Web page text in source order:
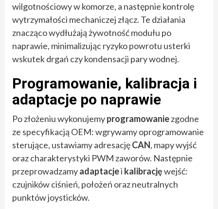
wilgotnościowy w komorze, a następnie kontrolę
wytrzymałości mechaniczej złącz. Te działania
znacząco wydłużają żywotność modułu po
naprawie, minimalizując ryzyko powrotu usterki
wskutek drgań czy kondensacji pary wodnej.
Programowanie, kalibracja i
adaptacje po naprawie
Po złożeniu wykonujemyprogramowaniezgodne
ze specyfikacją OEM: wgrywamy oprogramowanie
sterujące, ustawiamy adresacjęCAN, mapy wyjść
oraz charakterystyki PWM zaworów. Następnie
przeprowadzamyadaptacjei kalibracjęwejść:
czujników ciśnień, położeń oraz neutralnych
punktów joysticków.